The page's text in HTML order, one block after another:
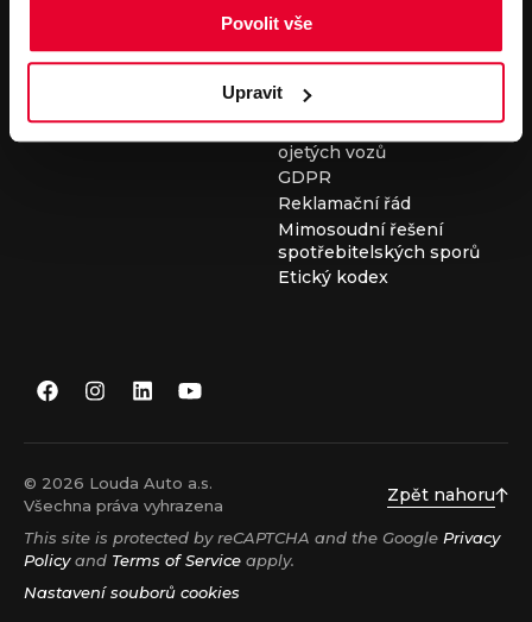
Povolit vše
Upravit
vozidel
Všeobecné obchodní
podmínky pro provádění
servisních prací
Všeobecné obchodní
podmínky při nákupu
ojetých vozů
GDPR
Reklamační řád
Mimosoudní řešení
spotřebitelských sporů
Etický kodex
© 2026 Louda Auto a.s.
Všechna práva vyhrazena
Zpět nahoru
This site is protected by reCAPTCHA and the Google Privacy
Policyand Terms of Service apply.
Nastavení souborů cookies